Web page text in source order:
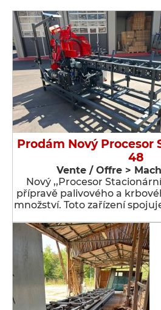
Prodám Nový Procesor
48
Vente / Offre >
Nový ,,Procesor
přípravě palivového a
množství. Toto zařízení